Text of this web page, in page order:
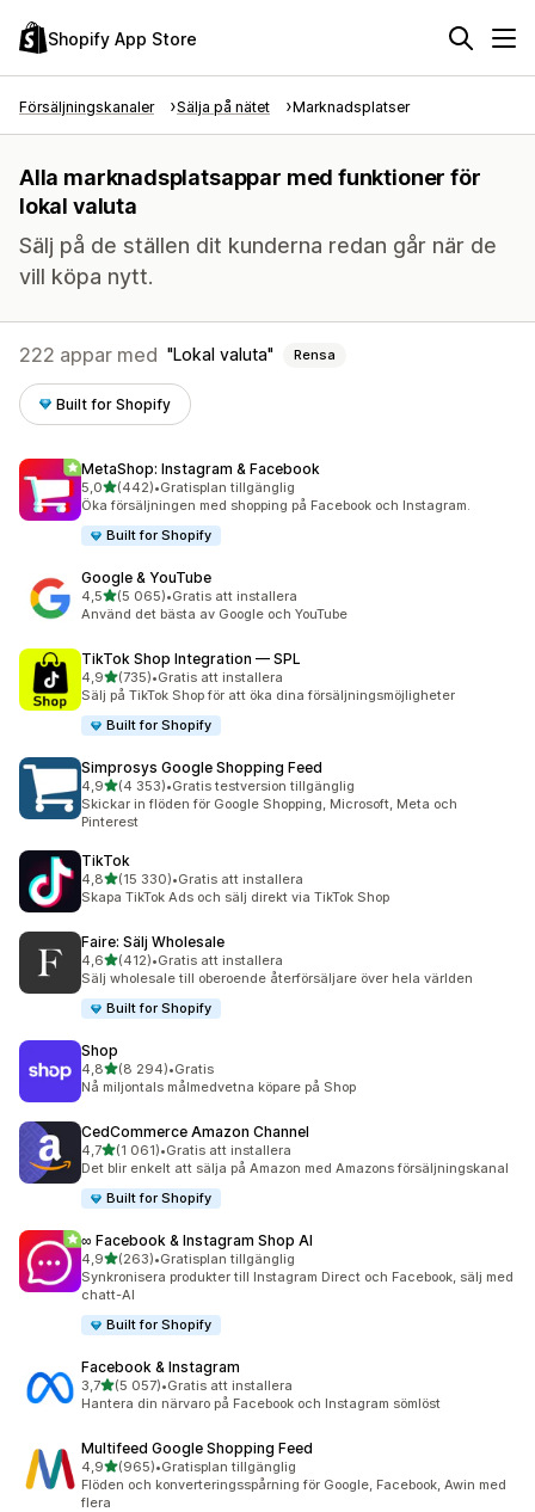
Shopify App Store
Försäljningskanaler Sälja på nätet Marknadsplatser
Alla marknadsplatsappar med funktioner för
lokal valuta
Sälj på de ställen dit kunderna redan går när de
vill köpa nytt.
222 appar med Lokal valuta Rensa
Built for Shopify
MetaShop: Instagram & Facebook
5,0av 5 stjärnor
(442)
442 recensioner totalt
•Gratisplan tillgänglig
Öka försäljningen med shopping på Facebook och Instagram.
Built for Shopify
Google & YouTube
4,5av 5 stjärnor
(5 065)
5065 recensioner totalt
•Gratis att installera
Använd det bästa av Google och YouTube
TikTok Shop Integration — SPL
4,9av 5 stjärnor
(735)
735 recensioner totalt
•Gratis att installera
Sälj på TikTok Shop för att öka dina försäljningsmöjligheter
Built for Shopify
Simprosys Google Shopping Feed
4,9av 5 stjärnor
(4 353)
4353 recensioner totalt
•Gratis testversion tillgänglig
Skickar in flöden för Google Shopping, Microsoft, Meta och
Pinterest
TikTok
4,8av 5 stjärnor
(15 330)
15330 recensioner totalt
•Gratis att installera
Skapa TikTok Ads och sälj direkt via TikTok Shop
Faire: Sälj Wholesale
4,6av 5 stjärnor
(412)
412 recensioner totalt
•Gratis att installera
Sälj wholesale till oberoende återförsäljare över hela världen
Built for Shopify
Shop
4,8av 5 stjärnor
(8 294)
8294 recensioner totalt
•Gratis
Nå miljontals målmedvetna köpare på Shop
CedCommerce Amazon Channel
4,7av 5 stjärnor
(1 061)
1061 recensioner totalt
•Gratis att installera
Det blir enkelt att sälja på Amazon med Amazons försäljningskanal
Built for Shopify
∞ Facebook & Instagram Shop AI
4,9av 5 stjärnor
(263)
263 recensioner totalt
•Gratisplan tillgänglig
Synkronisera produkter till Instagram Direct och Facebook, sälj med
chatt-AI
Built for Shopify
Facebook & Instagram
3,7av 5 stjärnor
(5 057)
5057 recensioner totalt
•Gratis att installera
Hantera din närvaro på Facebook och Instagram sömlöst
Multifeed Google Shopping Feed
4,9av 5 stjärnor
(965)
965 recensioner totalt
•Gratisplan tillgänglig
Flöden och konverteringsspårning för Google, Facebook, Awin med
flera